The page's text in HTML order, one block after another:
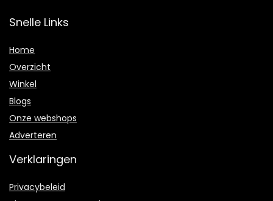
Snelle Links
Home
Overzicht
Winkel
Blogs
Onze webshops
Adverteren
Verklaringen
Privacybeleid